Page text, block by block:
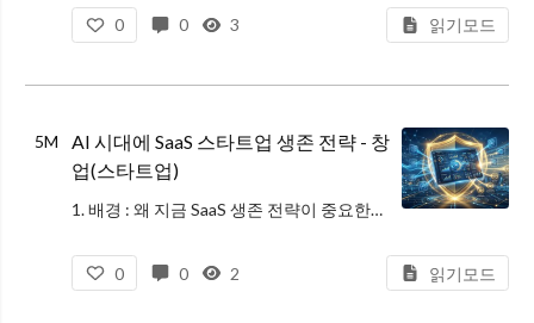
0 0 3 읽기모드
5M
AI 시대에 SaaS 스타트업 생존 전략 - 창
업(스타트업)
1. 배경 : 왜 지금 SaaS 생존 전략이 중요한가 최근 생성형 AI 기술이 급격히 발전하면서, 단순히 텍스트를 요약하거나 코드를 대신 짜주는 식의 '기능형 SaaS'들은 큰 위기에 직면했습니다. 대형 언어 모델(LLM)이 자
0 0 2 읽기모드